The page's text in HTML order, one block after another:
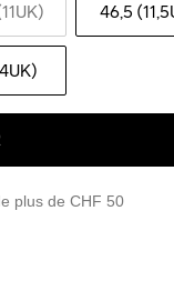
46,5
plus de CHF 50